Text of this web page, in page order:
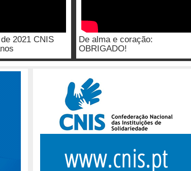
2021 CNIS
De alma e coração:
OBRIGADO!